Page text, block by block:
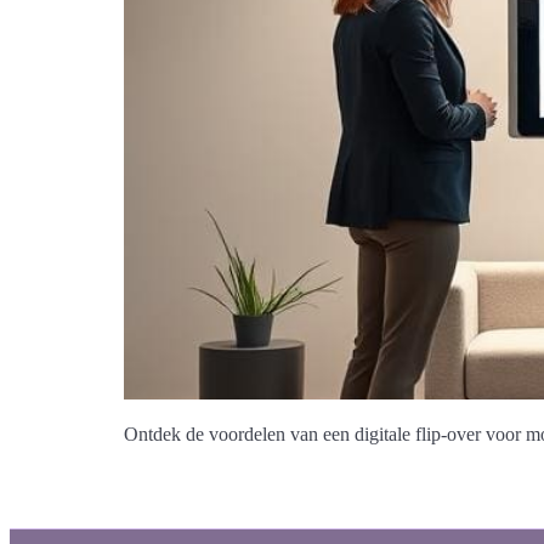
Ontdek de voordelen van een digitale flip-over voor